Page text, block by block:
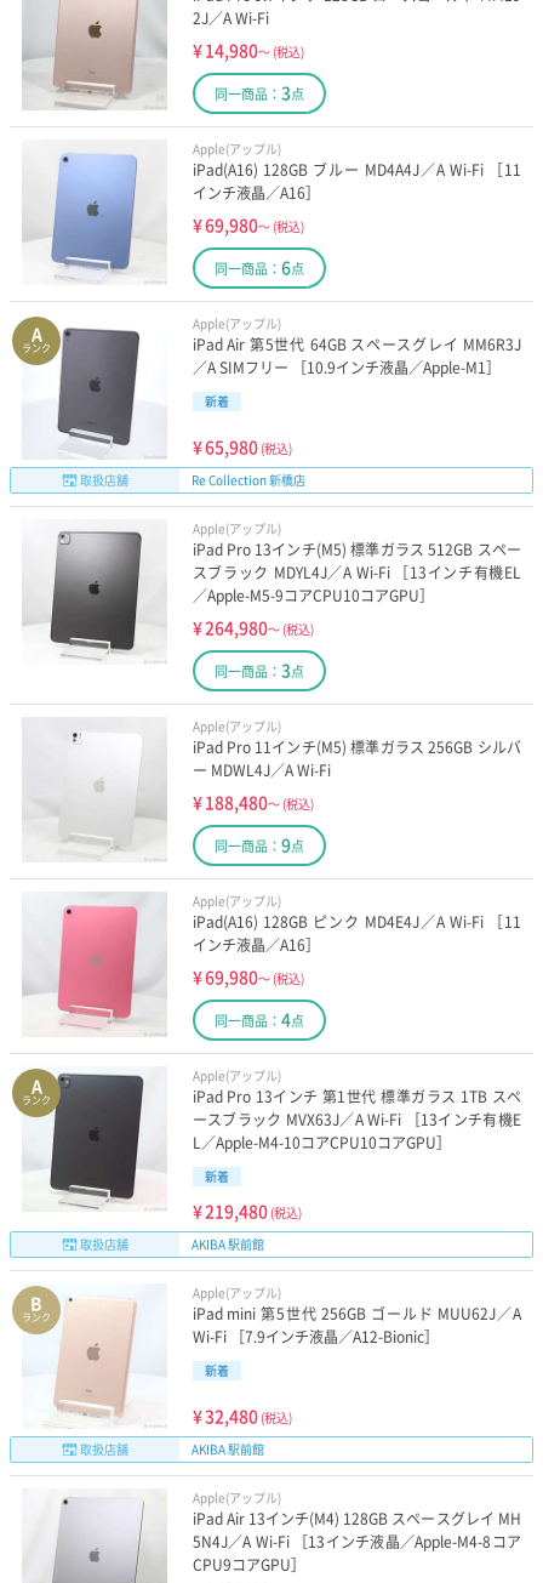
2J／A Wi-Fi
¥14,980～ (税込)
同一商品： 3点
Apple(アップル)
iPad(A16) 128GB ブルー MD4A4J／A Wi-Fi ［11
インチ液晶／A16］
¥69,980～ (税込)
同一商品： 6点
A
ランク
Apple(アップル)
iPad Air 第5世代 64GB スペースグレイ MM6R3J
／A SIMフリー ［10.9インチ液晶／Apple-M1］
新着
¥65,980 (税込)
取扱店舗
Re Collection 新橋店
Apple(アップル)
iPad Pro 13インチ(M5) 標準ガラス 512GB スペー
スブラック MDYL4J／A Wi-Fi ［13インチ有機EL
／Apple-M5-9コアCPU10コアGPU］
¥264,980～ (税込)
同一商品： 3点
Apple(アップル)
iPad Pro 11インチ(M5) 標準ガラス 256GB シルバ
ー MDWL4J／A Wi-Fi
¥188,480～ (税込)
同一商品： 9点
Apple(アップル)
iPad(A16) 128GB ピンク MD4E4J／A Wi-Fi ［11
インチ液晶／A16］
¥69,980～ (税込)
同一商品： 4点
A
ランク
Apple(アップル)
iPad Pro 13インチ 第1世代 標準ガラス 1TB スペ
ースブラック MVX63J／A Wi-Fi ［13インチ有機E
L／Apple-M4-10コアCPU10コアGPU］
新着
¥219,480 (税込)
取扱店舗
AKIBA 駅前館
B
ランク
Apple(アップル)
iPad mini 第5世代 256GB ゴールド MUU62J／A
Wi-Fi ［7.9インチ液晶／A12-Bionic］
新着
¥32,480 (税込)
取扱店舗
AKIBA 駅前館
Apple(アップル)
iPad Air 13インチ(M4) 128GB スペースグレイ MH
5N4J／A Wi-Fi ［13インチ液晶／Apple-M4-8コア
CPU9コアGPU］